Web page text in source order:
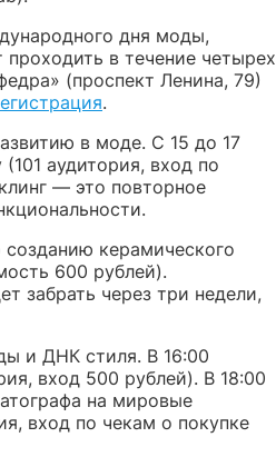
дня моды,
в течение четырех
(проспект Ленина, 79)
.
в моде. С 15 до 17
аудитория, вход по
— это повторное
созданию керамического
600 рублей).
забрать через три недели,
и ДНК стиля. В 16:00
вход 500 рублей). В 18:00
на мировые
вход по чекам о покупке